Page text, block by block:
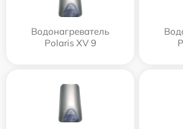
Водонагреватель
Polaris XV 9